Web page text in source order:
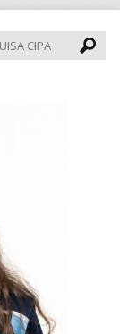
CIPA